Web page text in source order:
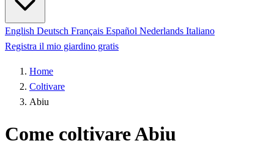
English Deutsch Français Español Nederlands Italiano
Registra il mio giardino gratis
Home
Coltivare
Abiu
Come coltivare Abiu